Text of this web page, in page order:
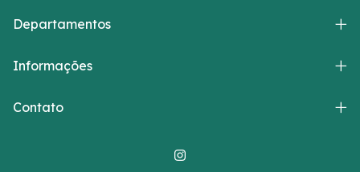
Departamentos
Informações
Contato